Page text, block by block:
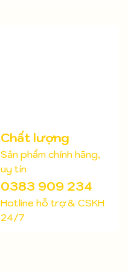
Chất lượng
Sản phẩm chính hãng,
uy tín
0383 909 234
Hotline hỗ trợ & CSKH
24/7